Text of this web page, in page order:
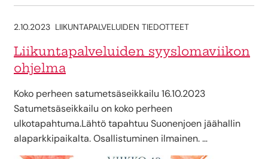
2.10.2023 LIIKUNTAPALVELUIDEN TIEDOTTEET
Liikuntapalveluiden syyslomaviikon
ohjelma
Koko perheen satumetsäseikkailu 16.10.2023
Satumetsäseikkailu on koko perheen
ulkotapahtuma.Lähtö tapahtuu Suonenjoen jäähallin
alaparkkipaikalta. Osallistuminen ilmainen. …